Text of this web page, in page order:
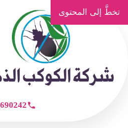
تخطَّ إلى المحتوى